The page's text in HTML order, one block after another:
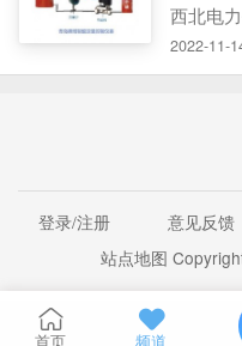
西北电
2022-11-
登录/注册 意见反馈
站点地图
首页 频道